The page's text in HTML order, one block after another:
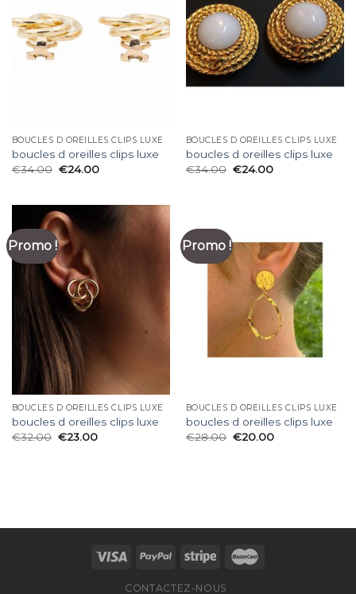
BOUCLES D OREILLES CLIPS LUXE
boucles d oreilles clips luxe
€34.00 €24.00
BOUCLES D OREILLES CLIPS LUXE
boucles d oreilles clips luxe
€34.00 €24.00
Promo !
BOUCLES D OREILLES CLIPS LUXE
boucles d oreilles clips luxe
€32.00 €23.00
Promo !
BOUCLES D OREILLES CLIPS LUXE
boucles d oreilles clips luxe
€28.00 €20.00
CONTACTEZ-NOUS